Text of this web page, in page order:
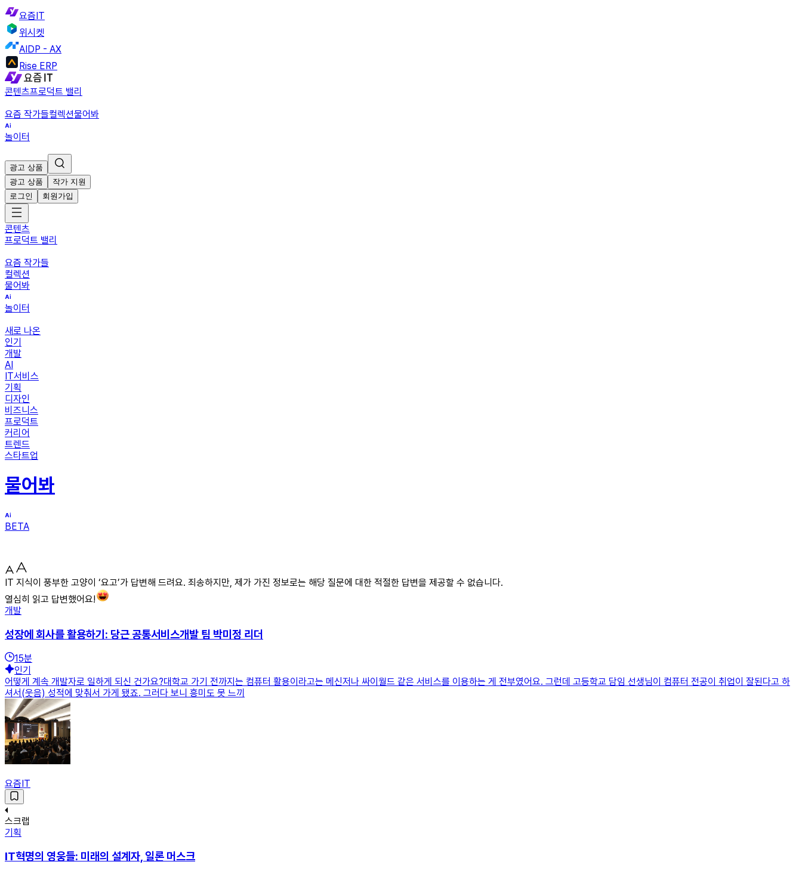
요즘IT
위시켓
AIDP - AX
Rise ERP
콘텐츠프로덕트 밸리
요즘 작가들컬렉션물어봐
놀이터
광고 상품
광고 상품
작가 지원
로그인
회원가입
콘텐츠
프로덕트 밸리
요즘 작가들
컬렉션
물어봐
놀이터
새로 나온
인기
개발
AI
IT서비스
기획
디자인
비즈니스
프로덕트
커리어
트렌드
스타트업
물어봐
BETA
IT 지식이 풍부한 고양이 ‘요고’가 답변해 드려요. 죄송하지만, 제가 가진 정보로는 해당 질문에 대한 적절한 답변을 제공할 수 없습니다.
열심히 읽고 답변했어요!
개발
성장에 회사를 활용하기: 당근 공통서비스개발 팀 박미정 리더
15분
인기
어떻게 계속 개발자로 일하게 되신 건가요?대학교 가기 전까지는 컴퓨터 활용이라고는 메신저나 싸이월드 같은 서비스를 이용하는 게 전부였어요. 그런데 고등학교 담임 선생님이 컴퓨터 전공이 취업이 잘된다고 하
셔서(웃음) 성적에 맞춰서 가게 됐죠. 그러다 보니 흥미도 못 느끼
요즘IT
스크랩
기획
IT혁명의 영웅들: 미래의 설계자, 일론 머스크